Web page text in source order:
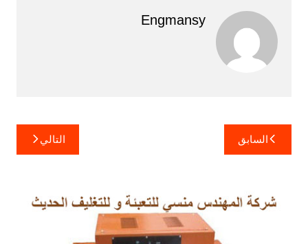
Engmansy
تصفّح
المقالات
السابق التالي